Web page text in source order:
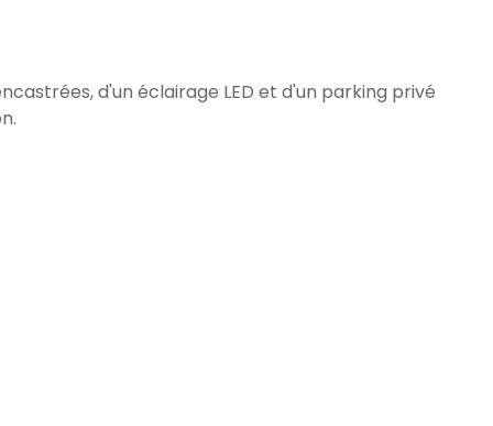
d'un éclairage LED et d'un parking privé